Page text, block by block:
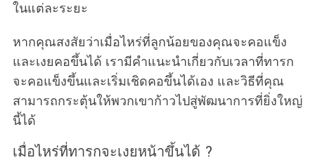
ในแต่ละระยะ
หากคุณสงสัยว่าเมื่อไหร่ที่ลูกน้อยของคุณจะคอแข็ง
และเงยคอขึ้นได้ เรามีคำแนะนำเกี่ยวกับเวลาที่ทารก
จะคอแข็งขึ้นและเริ่มเชิดคอขึ้นได้เอง และวิธีที่คุณ
สามารถกระตุ้นให้พวกเขาก้าวไปสู่พัฒนาการที่ยิ่งใหญ่
นี้ได้
เมื่อไหร่ที่ทารกจะเงยหน้าขึ้นได้ ?